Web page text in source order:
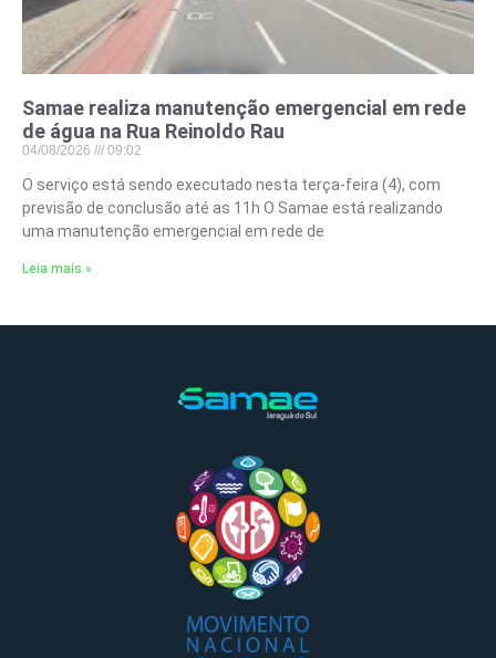
Samae realiza manutenção emergencial em rede
de água na Rua Reinoldo Rau
04/08/2026 09:02
O serviço está sendo executado nesta terça-feira (4), com
previsão de conclusão até as 11h O Samae está realizando
uma manutenção emergencial em rede de
Leia mais »